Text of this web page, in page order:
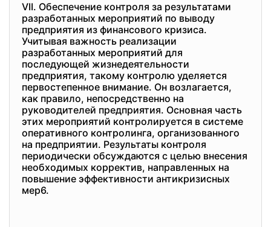
VII. Обеспечение контроля за результатами
разработанных мероприятий по выводу
предприятия из финансового кризиса.
Учитывая важность реализации
разработанных мероприятий для
последующей жизнедеятельности
предприятия, такому контролю уделяется
первостепенное внимание. Он возлагается,
как правило, непосредственно на
руководителей предприятия. Основная часть
этих мероприятий контролируется в системе
оперативного контролинга, организованного
на предприятии. Результаты контроля
периодически обсуждаются с целью внесения
необходимых корректив, направленных на
повышение эффективности антикризисных
мер6.